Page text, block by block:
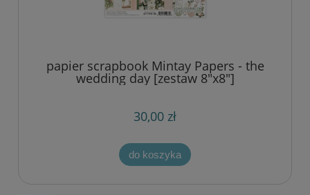
papier scrapbook Mintay Papers - the
wedding day [zestaw 8"x8"]
30,00 zł
do koszyka